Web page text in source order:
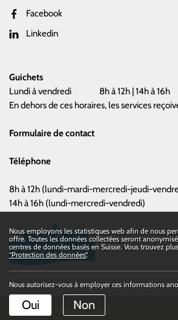
Facebook
Linkedin
Guichets
Lundi à vendredi
8h à 12h | 14h à 16h
En dehors de ces horaires, les services
Formulaire de contact
Téléphone
8h à 12h (lundi-mardi-mercredi-jeudi-
14h à 16h (lundi-mercredi-vendredi)
Toolbar
Impressum Mise en Garde
Statistiques web
Nous employons les statistiques web afin de nous
offre. Toutes les données collectées seront
centres de données basés en Suisse. Vous trouvez
“Protection des données“.
Nous autorisez-vous à employer ces informations
Oui Non